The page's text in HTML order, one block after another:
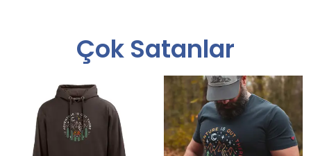
Çok Satanlar